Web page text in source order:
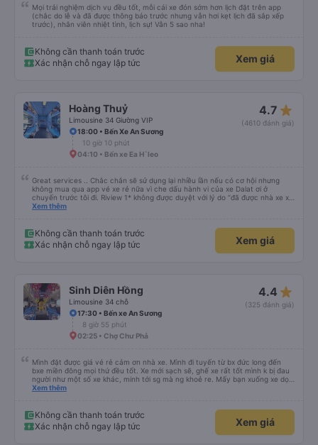
Mọi trải nghiệm dịch vụ đều tốt, mỗi cái xe đón sớm hơn lịch đặt trên app
(chắc do lễ và đã được thông báo trước nhưng vẫn hơi kẹt lịch đã sắp xếp
trước), nhân viên nhiệt tình, lịch sự! Vẫn 5 sao nha!
Không cần thanh toán trước
Xác nhận chỗ ngay lập tức
Xem giá
Hoàng Thuỷ
Limousine 34 Giường VIP
4.7 star_rate
(4610 đánh giá)
18:00 • Bến Xe An Sương
10 giờ 10 phút
04:10 • Bến xe Ea H`leo
Great services .. Chắc chắn sẽ sử dụng lại nhiều lần nếu có cơ hội nhưng
không mua qua app vé xe rẻ nữa vì che dấu hành vi của xe Dalat ơi ở
chuyến trước tôi đi. Riview 1* không được duyệt với lý do “đã được nhà xe xử
lý với khách hàng” trong khi tôi là khách hàng và trải nghiệm của tôi lại nói là
Chúng tôi cũng sẽ viết bài trên các nền tảng về trải nghiệm của tôi cả về
Dalat lẫn vé xe rẻ. Xin cảm ơn.
Xem thêm
Không cần thanh toán trước
Xác nhận chỗ ngay lập tức
Xem giá
Sinh Diên Hồng
Limousine 34 chỗ
4.4 star_rate
(325 đánh giá)
17:30 • Bến xe An Sương
8 giờ 55 phút
02:25 • Chợ Chư Phả
Mình đặt được giá vé rẻ cảm ơn nhà xe. Mình đi tuyến từ bx đức long đến
bxe miền đông mọi thứ đều tốt. Xe mới sạch sẽ, ghế xe rất tốt mình k bị đau
người như một số xe khác, minh tới sg mà ng khoẻ re. Mấy bạn xuống xe dọc
đg để ý xíu là ổn.
Xem thêm
Không cần thanh toán trước
Xác nhận chỗ ngay lập tức
Xem giá